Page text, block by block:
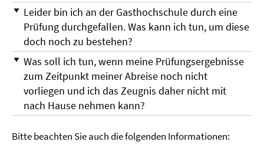
Leider bin ich an der Gasthochschule durch eine
Prüfung durchgefallen. Was kann ich tun, um diese
doch noch zu bestehen?
Was soll ich tun, wenn meine Prüfungsergebnisse
zum Zeitpunkt meiner Abreise noch nicht
vorliegen und ich das Zeugnis daher nicht mit
nach Hause nehmen kann?
Bitte beachten Sie auch die folgenden Informationen: